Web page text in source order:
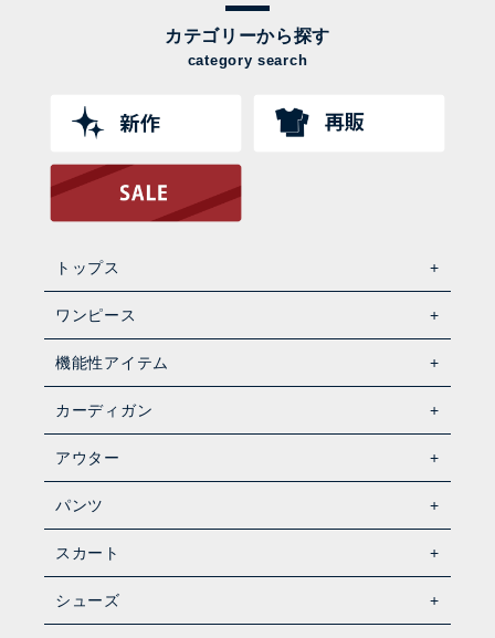
カテゴリーから探す
category search
トップス
ワンピース
機能性アイテム
カーディガン
アウター
パンツ
スカート
シューズ